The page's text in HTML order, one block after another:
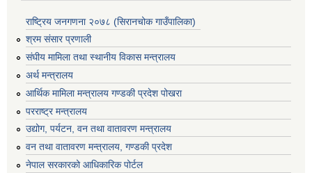
राष्ट्रिय जनगणना २०७८ (सिरानचोक गाउँपालिका)
श्रम संसार प्रणाली
संघीय मामिला तथा स्थानीय विकास मन्त्रालय
अर्थ मन्त्रालय
आर्थिक मामिला मन्त्रालय गण्डकी प्रदेश पोखरा
परराष्ट्र मन्त्रालय
उद्योग, पर्यटन, वन तथा वातावरण मन्त्रालय
वन तथा वातावरण मन्त्रालय, गण्डकी प्रदेश
नेपाल सरकारको आधिकारिक पोर्टल